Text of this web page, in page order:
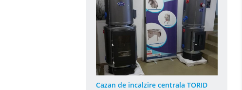
Cazan de incalzire centrala TORID